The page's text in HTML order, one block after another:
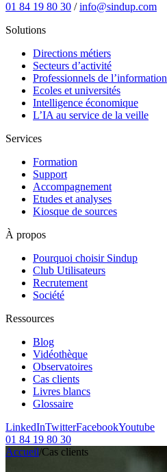
01 84 19 80 30 /info@sindup.com
Solutions
Directions métiers
Secteurs d’activité
Professionnels de l’information
Ecoles et universités
Intelligence économique
L’IA au service de la veille
Services
Formation
Support
Accompagnement
Etudes et analyses
Kiosque de sources
À propos
Pourquoi choisir Sindup
Club Utilisateurs
Recrutement
Société
Ressources
Blog
Vidéothèque
Observatoires
Cas clients
Livres blancs
Glossaire
LinkedInTwitterFacebookYoutube
01 84 19 80 30
Accueil/Cas clients